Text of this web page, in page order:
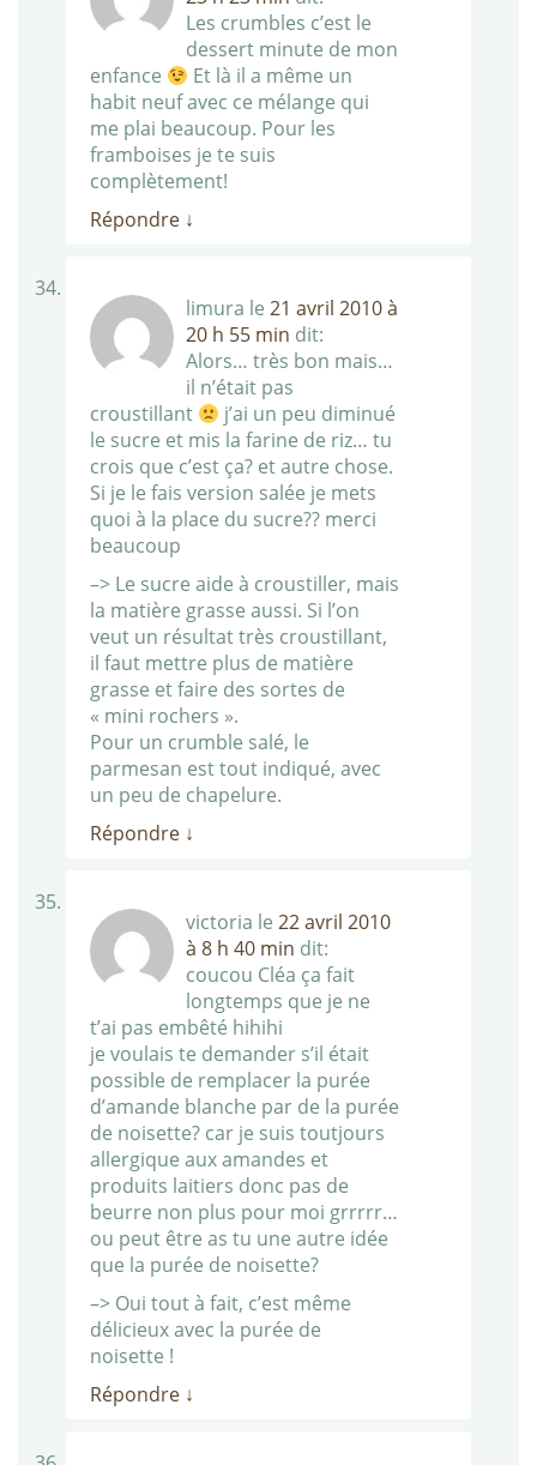
Les crumbles c’est le
dessert minute de mon
enfance
Et là il a même un
habit neuf avec ce mélange qui
me plai beaucoup. Pour les
framboises je te suis
complètement!
Répondre ↓
limura le 21 avril 2010 à
20 h 55 min dit:
Alors… très bon mais…
il n’était pas
croustillant
j’ai un peu diminué
le sucre et mis la farine de riz… tu
crois que c’est ça? et autre chose.
Si je le fais version salée je mets
quoi à la place du sucre?? merci
beaucoup
–> Le sucre aide à croustiller, mais
la matière grasse aussi. Si l’on
veut un résultat très croustillant,
il faut mettre plus de matière
grasse et faire des sortes de
« mini rochers ».
Pour un crumble salé, le
parmesan est tout indiqué, avec
un peu de chapelure.
Répondre ↓
victoria le 22 avril 2010
à 8 h 40 min dit:
coucou Cléa ça fait
longtemps que je ne
t’ai pas embêté hihihi
je voulais te demander s’il était
possible de remplacer la purée
d’amande blanche par de la purée
de noisette? car je suis toutjours
allergique aux amandes et
produits laitiers donc pas de
beurre non plus pour moi grrrrr…
ou peut être as tu une autre idée
que la purée de noisette?
–> Oui tout à fait, c’est même
délicieux avec la purée de
noisette !
Répondre ↓